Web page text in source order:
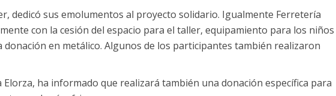
dedicó sus emolumentos al proyecto solidario. Igualmente Ferretería
con la cesión del espacio para el taller, equipamiento para los niños
donación en metálico. Algunos de los participantes también realizaron
ha informado que realizará también una donación específica para